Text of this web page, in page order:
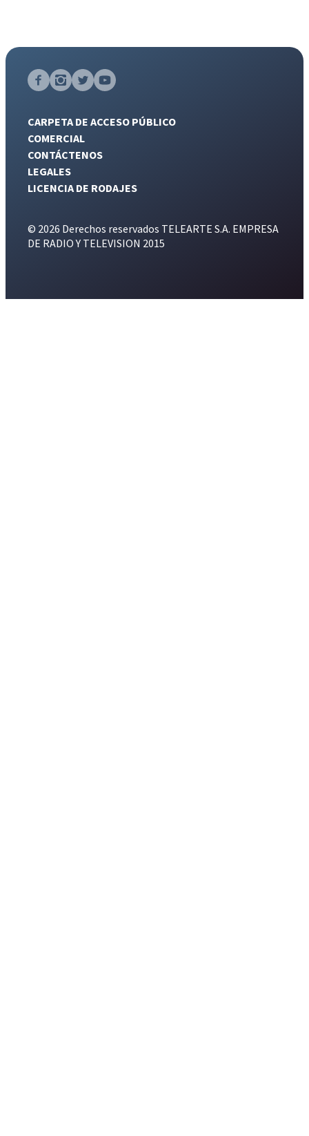
CARPETA DE ACCESO PÚBLICO
COMERCIAL
CONTÁCTENOS
LEGALES
LICENCIA DE RODAJES
© 2026 Derechos reservados TELEARTE S.A. EMPRESA
DE RADIO Y TELEVISION 2015